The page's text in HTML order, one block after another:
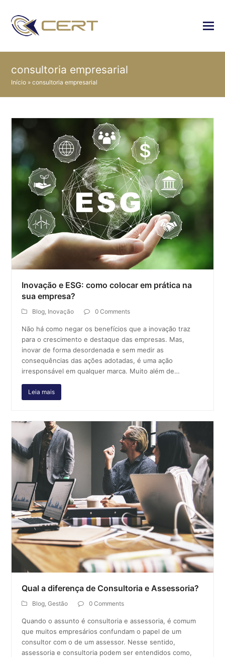
consultoria empresarial
Início »consultoria empresarial
Inovação e ESG: como colocar em prática na
sua empresa?
Blog Inovação 0 Comments
Não há como negar os benefícios que a inovação traz
para o crescimento e destaque das empresas. Mas,
inovar de forma desordenada e sem medir as
consequências das ações adotadas, é uma ação
irresponsável em qualquer marca. Muito além de…
Leia mais
Qual a diferença de Consultoria e Assessoria?
Blog ,Gestão 0 Comments
Quando o assunto é consultoria e assessoria, é comum
que muitos empresários confundam o papel de um
consultor com o de um assessor. Nesse sentido,
assessoria e consultoria podem ser entendidos como,